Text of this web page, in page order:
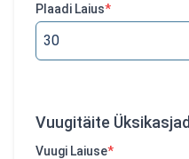
Plaadi Laius*
Vuugitäite Üksikasjad
Vuugi Laiuse*